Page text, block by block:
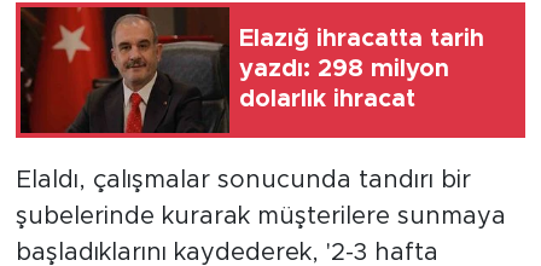
Elazığ ihracatta tarih
yazdı: 298 milyon
dolarlık ihracat
Elaldı, çalışmalar sonucunda tandırı bir
şubelerinde kurarak müşterilere sunmaya
başladıklarını kaydederek, '2-3 hafta